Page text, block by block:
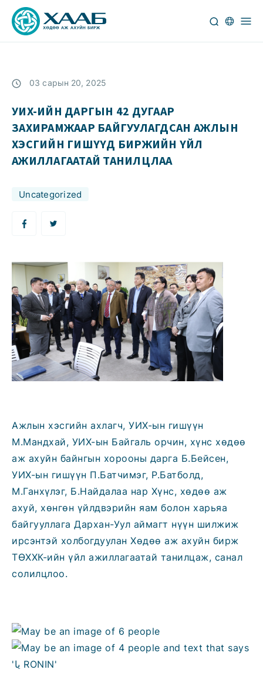
03 сарын 20, 2025
УИХ-ИЙН ДАРГЫН 42 ДУГААР
ЗАХИРАМЖААР БАЙГУУЛАГДСАН АЖЛЫН
ХЭСГИЙН ГИШҮҮД БИРЖИЙН ҮЙЛ
АЖИЛЛАГААТАЙ ТАНИЛЦЛАА
Uncategorized
Ажлын хэсгийн ахлагч, УИХ-ын гишүүн
М.Мандхай, УИХ-ын Байгаль орчин, хүнс хөдөө
аж ахуйн байнгын хорооны дарга Б.Бейсен,
УИХ-ын гишүүн П.Батчимэг, Р.Батболд,
М.Ганхүлэг, Б.Найдалаа нар Хүнс, хөдөө аж
ахуй, хөнгөн үйлдвэрийн яам болон харьяа
байгууллага Дархан-Уул аймагт нүүн шилжиж
ирсэнтэй холбогдуулан Хөдөө аж ахуйн бирж
ТӨХХК-ийн үйл ажиллагаатай танилцаж, санал
солилцлоо.